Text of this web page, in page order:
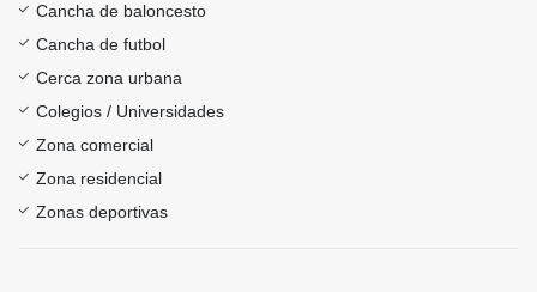
Cancha de baloncesto
Cancha de futbol
Cerca zona urbana
Colegios / Universidades
Zona comercial
Zona residencial
Zonas deportivas